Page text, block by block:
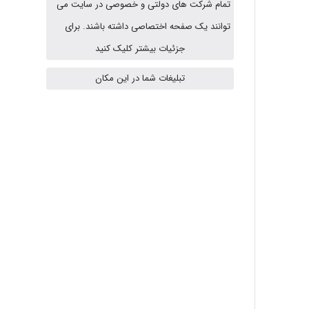
vali
تمام شرکت های دولتی و خصوصی در سایت می
توانند یک صفحه اختصاصی داشته باشند. برای
جزئیات بیشتر کلیک کنید
تبلیغات شما در این مکان